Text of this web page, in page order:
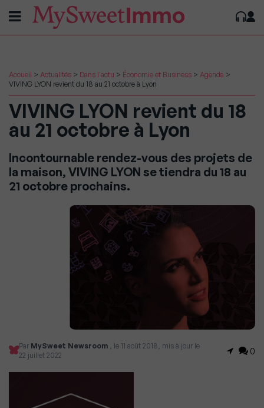
Accueil > Actualités > Dans l'actu > Économie et Business > Agenda >
VIVING LYON revient du 18 au 21 octobre à Lyon
VIVING LYON revient du 18
au 21 octobre à Lyon
Incontournable rendez-vous des projets de
la maison, VIVING LYON se tiendra du 18 au
21 octobre prochains.
Par MySweet Newsroom , le 11 août 2018, mis à jour le
22 juillet 2022
0